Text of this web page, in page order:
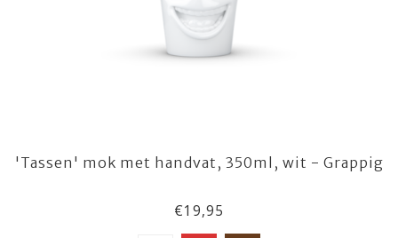
'Tassen' mok met handvat, 350ml, wit - Grappig
€19,95